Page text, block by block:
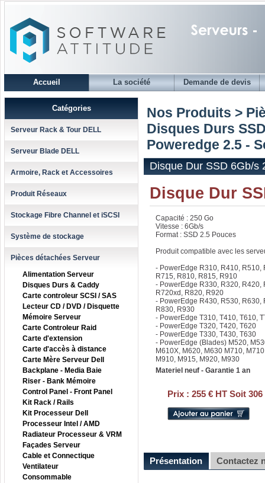
Accueil La société Demande de devis
Catégories
Serveur Rack & Tour DELL
Serveur Blade DELL
Armoire, Rack et Accessoires
Produit Réseaux
Stockage Fibre Channel et iSCSI
Système de stockage
Pièces détachées Serveur
Alimentation Serveur
Disques Durs & Caddy
Carte controleur SCSI / SAS
Lecteur CD / DVD / Disquette
Mémoire Serveur
Carte Controleur Raid
Carte d'extension
Carte d'accès à distance
Carte Mère Serveur Dell
Backplane - Media Baie
Riser - Bank Mémoire
Control Panel - Front Panel
Kit Rack / Rails
Kit Processeur Dell
Processeur Intel / AMD
Radiateur Processeur & VRM
Façades Serveur
Cable et Connectique
Ventilateur
Consommable
Nos Produits >
Disques Durs
Poweredge 2.5 -
Disque Dur SSD 6Gb/s
Disque Dur
Capacité : 250 Go
Vitesse : 6Gb/s
Format : SSD 2.5 Pouces
Produit compatible avec les
- PowerEdge R310, R410, R510,
R715, R810, R815, R910
- PowerEdge R330, R320, R420,
R720xd, R820, R920
- PowerEdge R430, R530, R630,
R830, R930
- PowerEdge T310, T410, T610,
- PowerEdge T320, T420, T620
- PowerEdge T330, T430, T630
- PowerEdge (Blades) M520,
M610X, M620, M630 M710,
M910, M915, M920, M930
Materiel neuf - Garantie 1 an
Prix : 255 € HT Soit 306
Présentation Contactez